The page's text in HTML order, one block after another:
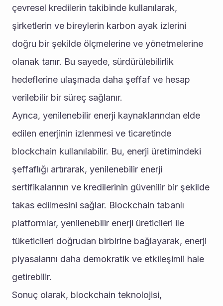
çevresel kredilerin takibinde kullanılarak,
şirketlerin ve bireylerin karbon ayak izlerini
doğru bir şekilde ölçmelerine ve yönetmelerine
olanak tanır. Bu sayede, sürdürülebilirlik
hedeflerine ulaşmada daha şeffaf ve hesap
verilebilir bir süreç sağlanır.
Ayrıca, yenilenebilir enerji kaynaklarından elde
edilen enerjinin izlenmesi ve ticaretinde
blockchain kullanılabilir. Bu, enerji üretimindeki
şeffaflığı artırarak, yenilenebilir enerji
sertifikalarının ve kredilerinin güvenilir bir şekilde
takas edilmesini sağlar. Blockchain tabanlı
platformlar, yenilenebilir enerji üreticileri ile
tüketicileri doğrudan birbirine bağlayarak, enerji
piyasalarını daha demokratik ve etkileşimli hale
getirebilir.
Sonuç olarak, blockchain teknolojisi,